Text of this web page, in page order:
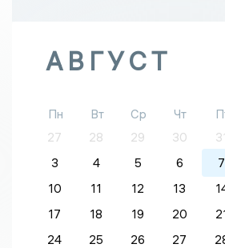
АВГУСТ
Пн Вт Ср Чт
27
28 29 30
3
4 5 6 7
10
11 12 13
17
18 19 20
24
25 26 27